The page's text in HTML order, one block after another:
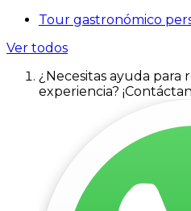
Tour gastronómico
Ver todos
¿Necesitas ayuda para
experiencia?